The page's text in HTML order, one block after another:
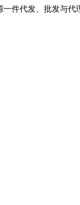
一件代发、批发与代